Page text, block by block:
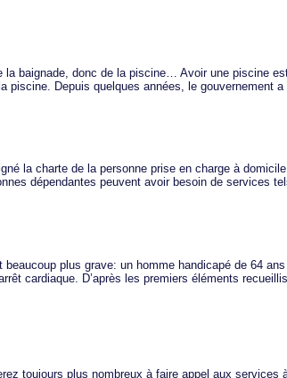
la baignade, donc de la piscine… Avoir une piscine
piscine. Depuis quelques années, le gouvernement
la charte de la personne prise en charge à
dépendantes peuvent avoir besoin de services
plus grave: un homme handicapé de 64
cardiaque. D’après les premiers éléments
toujours plus nombreux à faire appel aux services